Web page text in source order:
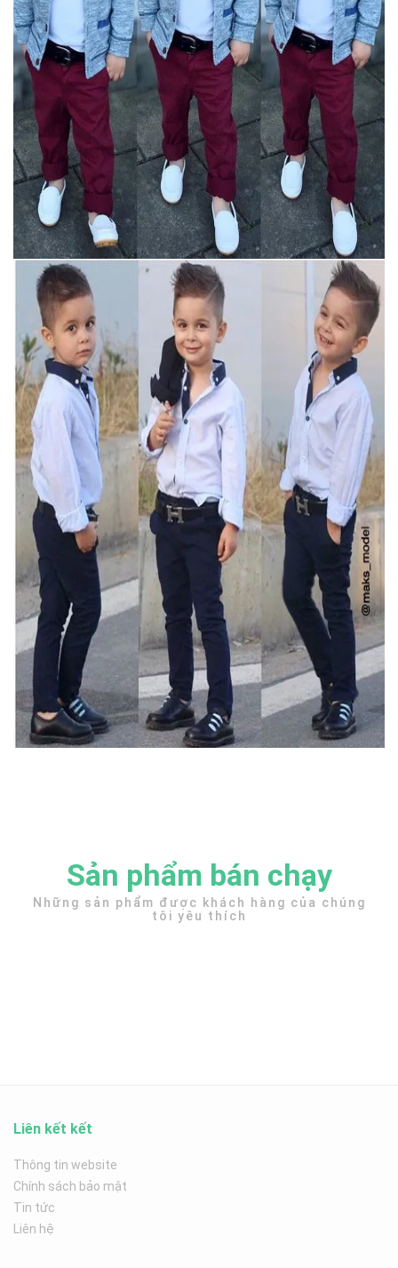
Sản phẩm bán chạy
Những sản phẩm được khách hàng của chúng
tôi yêu thích
Liên kết kết
Thông tin website
Chính sách bảo mật
Tin tức
Liên hệ